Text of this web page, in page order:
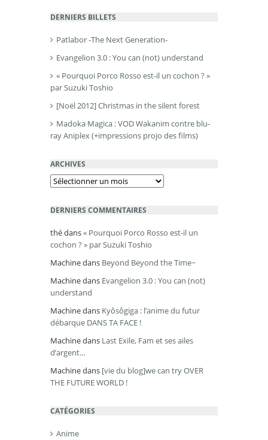
DERNIERS BILLETS
Patlabor -The Next Generation-
Evangelion 3.0 : You can (not) understand
« Pourquoi Porco Rosso est-il un cochon ? »
par Suzuki Toshio
[Noël 2012] Christmas in the silent forest
Madoka Magica : VOD Wakanim contre blu-
ray Aniplex (+impressions projo des films)
ARCHIVES
Archives
DERNIERS COMMENTAIRES
thédans« Pourquoi Porco Rosso est-il un
cochon ? » par Suzuki Toshio
Machinedans Beyond Beyond the Time~
Machinedans Evangelion 3.0 : You can (not)
understand
Machinedans Kyôsôgiga : l’anime du futur
débarque DANS TA FACE !
Machinedans Last Exile, Fam et ses ailes
d’argent…
Machinedans [vie du blog]we can try OVER
THE FUTURE WORLD !
CATÉGORIES
Anime